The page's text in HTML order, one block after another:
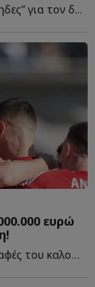
για τον δ...
ευρώ
Μία από τις πιο ηχηρές μεταγραφές του καλοκαιριού ετοιμάζεται ν...